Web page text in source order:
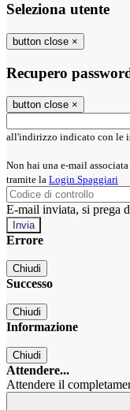
Seleziona utente
button close ×
Recupero
button close ×
all'indirizzo indicato con le
Non hai una e-mail
tramite la Login Spaggiari
E-mail inviata, si prega
Errore
Chiudi
Successo
Chiudi
Informazione
Chiudi
Attendere...
Attendere il